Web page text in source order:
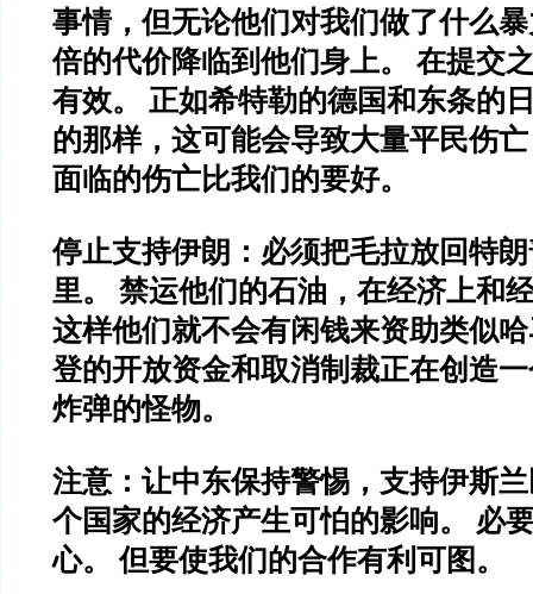
事情，但无论他们对我们做了什么
倍的代价降临到他们身上。 在提交
有效。 正如希特勒的德国和东条的
的那样，这可能会导致大量平民伤
面临的伤亡比我们的要好。
停止支持伊朗：必须把毛拉放回特
里。 禁运他们的石油，在经济上和
这样他们就不会有闲钱来资助类似
登的开放资金和取消制裁正在创造
炸弹的怪物。
注意：让中东保持警惕，支持伊斯
个国家的经济产生可怕的影响。 必
心。 但要使我们的合作有利可图。